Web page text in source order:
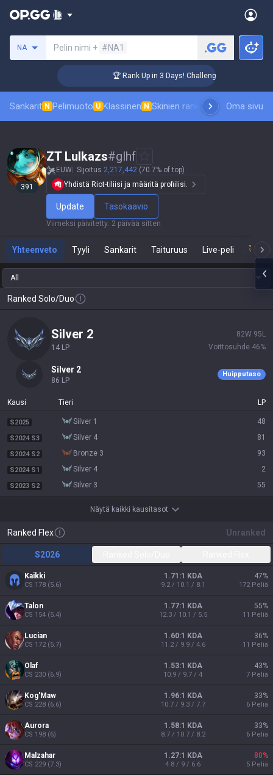
NA Pelin nimi + #NA1
🏆 Rank Up in 3 Days! Challenger Coaching
Sankarit N Pelimuoto U Klassinen N Skinien rankingTulostaulukot
Oma sivu
391
ZT Lulkazs#glhf
EUW Sijoitus 2,217,442 (70.7% of top)
Yhdistä Riot-tiliisi ja määritä profiilisi.
Update Tasokaavio
Viimeksi päivitetty: 2 päivää sitten
Yhteenveto Tyyli Sankarit Taituruus Live-peli
All
Ranked Solo/Duo
silver 2
14 LP
82W 95 L
Voittosuhde 46%
silver 2
86 LP
Huipputaso
Kausi Tieri LP
S2025 silver 1 48
S2024 S3 silver 4 81
S2024 S2 bronze 3 93
S2024 S1 silver 4 2
S2023 S2 silver 3 55
Näytä kaikki kausitasot
Ranked Flex Unranked
S2026
Kaikki
CS 178 (5.6)
1.71:1 KDA
9.2 / 10.1 / 8.1
47%
172 Peliä
Talon
CS 154 (5.4)
1.77:1 KDA
12.3 / 10.1 / 5.5
55%
11 Peliä
Lucian
CS 172(5.7)
1.60:1 KDA
11.2 / 9.9 / 4.6
36%
11 Peliä
Olaf
CS 230 (6.9)
1.53:1 KDA
10.9 / 9.7 / 4
43%
7 Peliä
Kog'Maw
CS 228 (6.6)
1.96:1 KDA
10.7 / 9.3 / 7.7
33%
6 Peliä
Aurora
CS 198 (6)
1.58:1 KDA
8.7 / 10.7 / 8.2
33%
6 Peliä
Malzahar
CS 229 (7.3)
1.27:1 KDA
4.8 / 9 / 6.6
80%
5 Peliä